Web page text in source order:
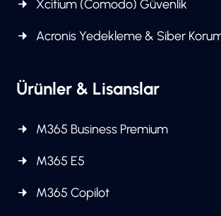
Xcitium (Comodo) Güvenlik
Acronis Yedekleme & Siber
Ürünler & Lisanslar
M365 Business Premium
M365 E5
M365 Copilot